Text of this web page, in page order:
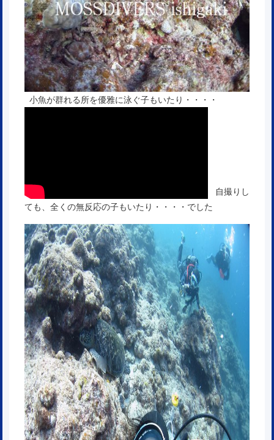
小魚が群れる所を優雅に泳ぐ子もいたり・・・・
自撮りし
ても、全くの無反応の子もいたり・・・・でした